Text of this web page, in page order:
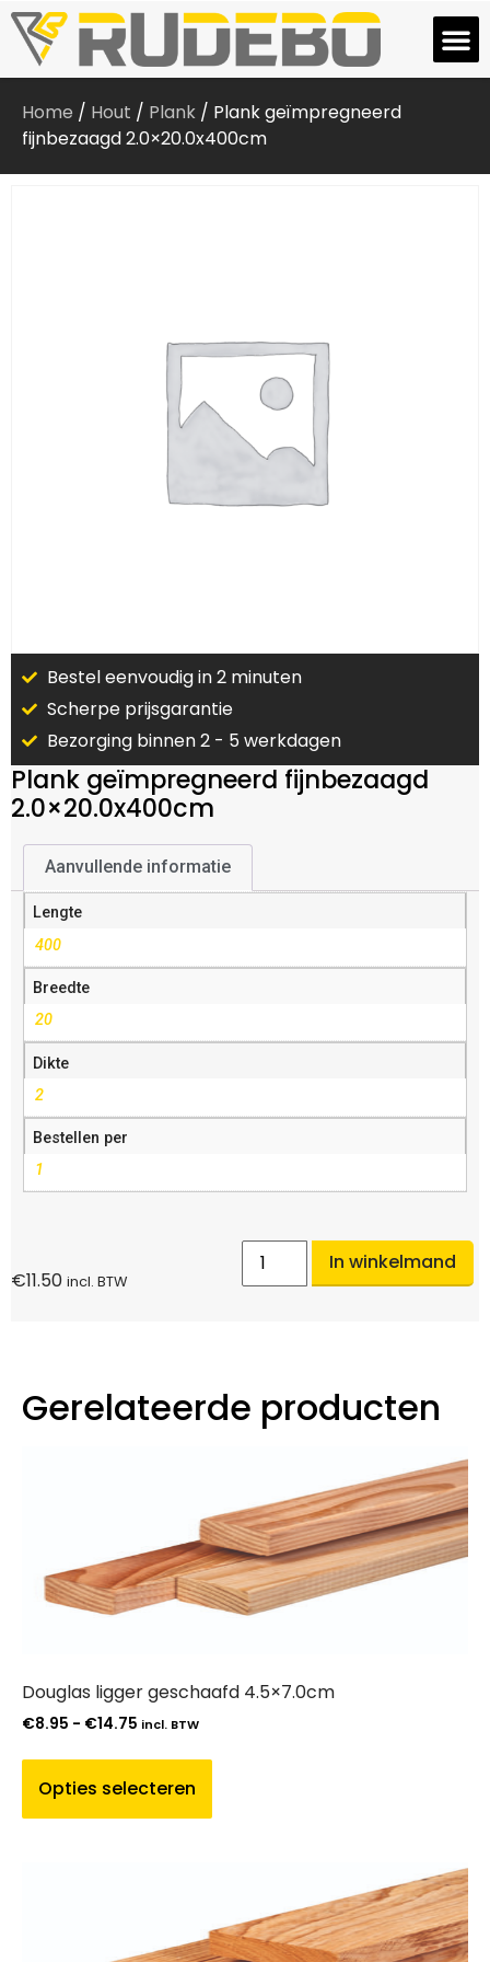
Home / Hout / Plank / Plank geïmpregneerd
fijnbezaagd 2.0×20.0x400cm
Bestel eenvoudig in 2 minuten
Scherpe prijsgarantie
Bezorging binnen 2 - 5 werkdagen
Plank geïmpregneerd fijnbezaagd
2.0×20.0x400cm
Aanvullende informatie
Lengte
400
Breedte
20
Dikte
2
Bestellen per
1
€11.50 incl. BTW
In winkelmand
Gerelateerde producten
Douglas ligger geschaafd 4.5×7.0cm
€8.95 - €14.75 incl. BTW
Opties selecteren